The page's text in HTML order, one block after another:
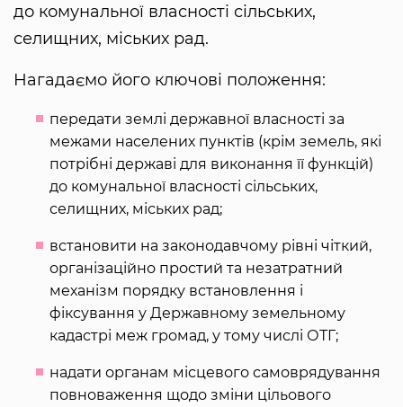
до комунальної власності сільських,
селищних, міських рад.
Нагадаємо його ключові положення:
передати землі державної власності за
межами населених пунктів (крім земель, які
потрібні державі для виконання її функцій)
до комунальної власності сільських,
селищних, міських рад;
встановити на законодавчому рівні чіткий,
організаційно простий та незатратний
механізм порядку встановлення і
фіксування у Державному земельному
кадастрі меж громад, у тому числі ОТГ;
надати органам місцевого самоврядування
повноваження щодо зміни цільового